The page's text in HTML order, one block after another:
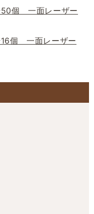
個 一面レーザー
個 一面レーザー